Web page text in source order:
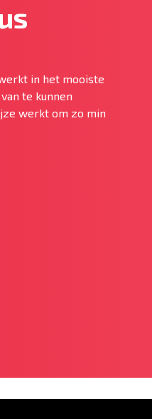
in het mooiste
te kunnen
werkt om zo min